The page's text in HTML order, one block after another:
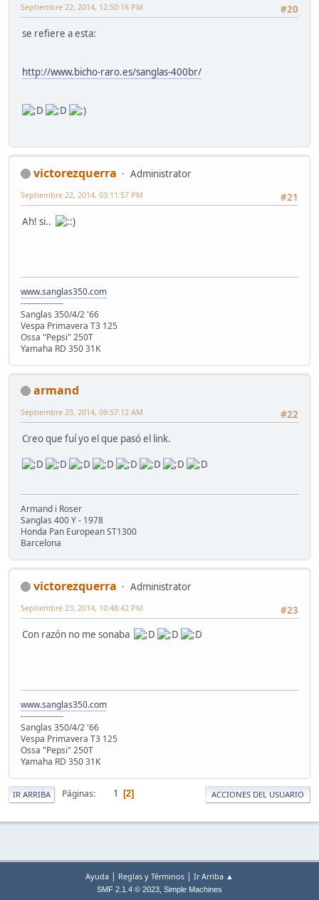
#20
Septiembre 22, 2014, 12:50:16 PM
se refiere a esta:
http://www.bicho-raro.es/sanglas-400br/
victorezquerra
Administrator
#21
Septiembre 22, 2014, 03:11:57 PM
Ah! si..
www.sanglas350.com
---------------
Sanglas 350/4/2 '66
Vespa Primavera T3 125
Ossa "Pepsi" 250T
Yamaha RD 350 31K
armand
#22
Septiembre 23, 2014, 09:57:12 AM
Creo que fuí yo el que pasó el link.
Armand i Roser
Sanglas 400 Y - 1978
Honda Pan European ST1300
Barcelona
victorezquerra
Administrator
#23
Septiembre 23, 2014, 10:48:42 PM
Con razón no me sonaba
www.sanglas350.com
---------------
Sanglas 350/4/2 '66
Vespa Primavera T3 125
Ossa "Pepsi" 250T
Yamaha RD 350 31K
IR ARRIBA Páginas 1 2 ACCIONES DEL USUARIO
Ayuda | Reglas y Términos | Ir Arriba ▲
SMF 2.1.4 © 2023, Simple Machines